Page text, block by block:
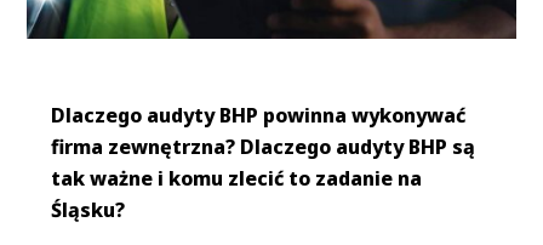
Dlaczego audyty BHP powinna wykonywać
firma zewnętrzna? Dlaczego audyty BHP są
tak ważne i komu zlecić to zadanie na
Śląsku?